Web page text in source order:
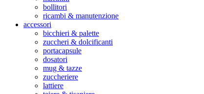
bollitori
ricambi & manutenzione
accessori
bicchieri & palette
zuccheri & dolcificanti
portacapsule
dosatori
mug & tazze
zuccheriere
lattiere